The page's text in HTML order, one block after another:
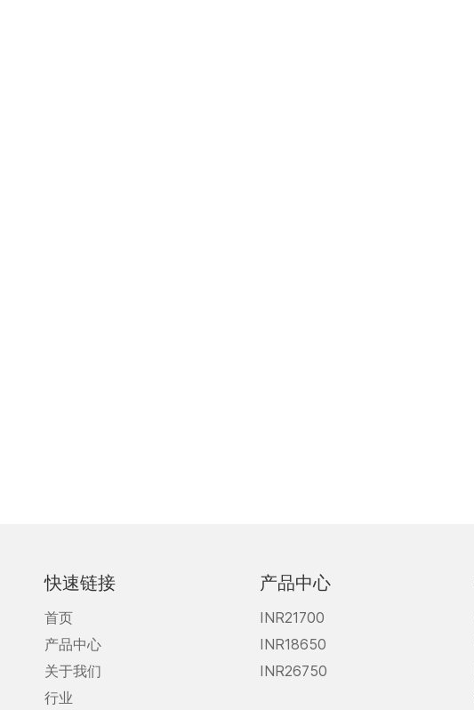
快速链接
首页
产品中心
关于我们
行业
产品中心
INR21700
INR18650
INR26750